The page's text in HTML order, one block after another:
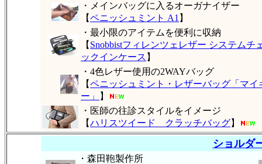
・メインバッグに入るオーガナイザー
【ペニッシュミント A1 】
・最小限のアイテムを便利に収納
【 Snobbistフィレンツェレザー システムチ
ックインケース 】
・4色レザー使用の2WAYバッグ
【ペニッシュミント・レザーバッグ「マイ
ー」
】
・医師の往診スタイルをイメージ
【ハリスツイード クラッチバッグ】
ショルダ
・森田鞄製作所